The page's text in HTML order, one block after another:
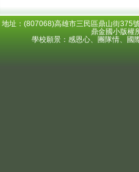
地址：(807068)高雄市三民區鼎山街
鼎金國小版權
學校願景：感恩心、團隊情、國